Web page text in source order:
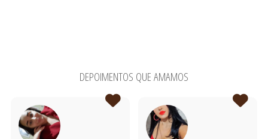
DEPOIMENTOS QUE AMAMOS